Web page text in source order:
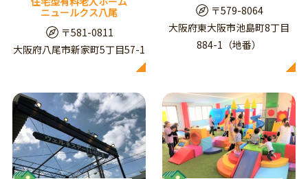
ニュールクス八尾
〒581-0811
大阪府八尾市新家町5丁目57-1
〒579-8064
大阪府東大阪市池島町8丁目
884-1（地番）